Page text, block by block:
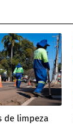
de limpeza